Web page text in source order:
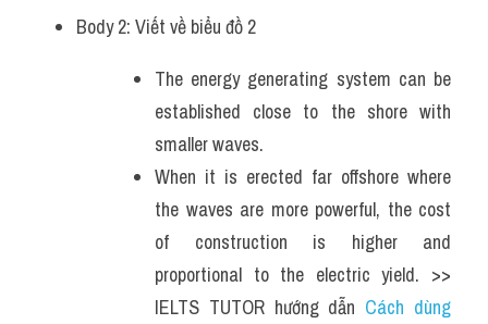
Body 2: Viết về biểu đồ 2
The energy generating system can be
established close to the shore with
smaller waves.
When it is erected far offshore where
the waves are more powerful, the cost
of construction is higher and
proportional to the electric yield. >>
IELTS TUTOR hướng dẫn Cách dùng